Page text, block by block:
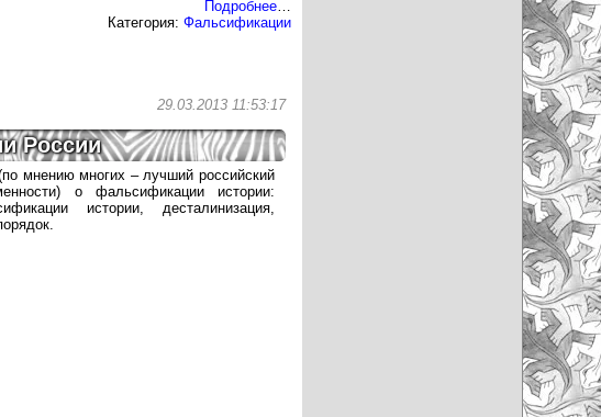
Подробнее…
Категория: Фальсификации
29.03.2013 11:53:17
России
мнению многих – лучший российский
о фальсификации истории:
истории, десталинизация,